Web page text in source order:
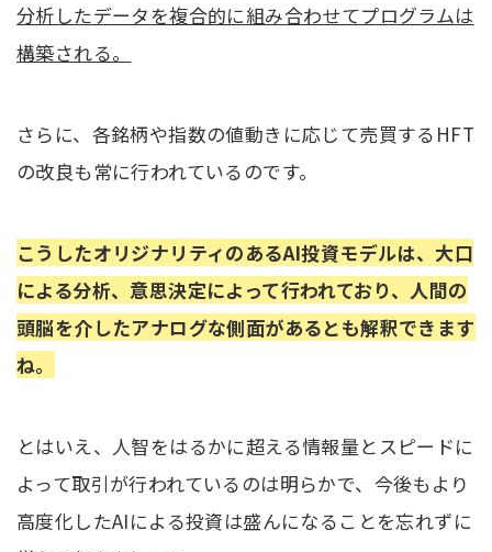
分析したデータを複合的に組み合わせてプログラムは
構築される。
さらに、各銘柄や指数の値動きに応じて売買するHFT
の改良も常に行われているのです。
こうしたオリジナリティのあるAI投資モデルは、大口
による分析、意思決定によって行われており、人間の
頭脳を介したアナログな側面があるとも解釈できます
ね。
とはいえ、人智をはるかに超える情報量とスピードに
よって取引が行われているのは明らかで、今後もより
高度化したAIによる投資は盛んになることを忘れずに